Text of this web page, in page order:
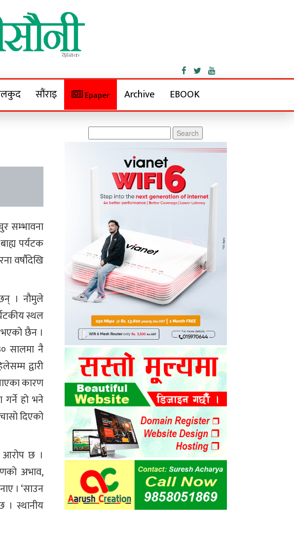
सौंराइ Epaper Archive EBOOK
सम्भावना
पर्यटक
वर्षाैदेखि
। नौमुले
स्थल
छैन ।
सालमा नै
द्वारी
कारण
गर्ने हो भने
दिएको
आरोप छ ।
अभाव,
। ‘साउन
। स्थानीय
for: